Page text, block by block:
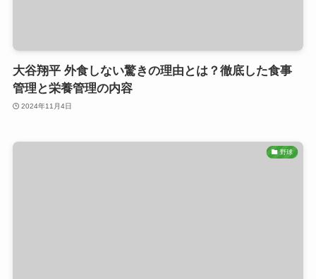
大谷翔平 外食しない驚きの理由とは？徹底した食事
管理と栄養管理の内容
2024年11月4日
野球